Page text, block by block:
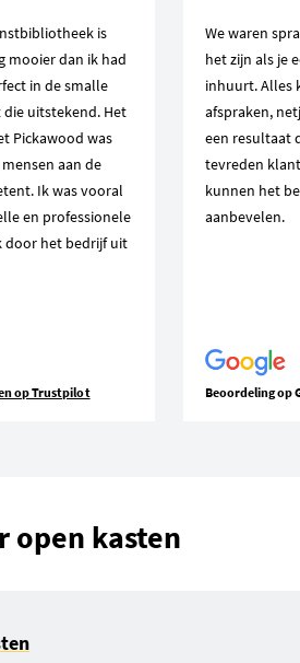
is
mooier dan ik had
in de smalle
die uitstekend. Het
Pickawood was
aan de
Ik was vooral
en professionele
door het bedrijf uit
op Trustpilot
We waren
het zijn als je
inhuurt. Alles
afspraken,
een resultaat
tevreden
kunnen het
aanbevelen.
Beoordeling op
open kasten